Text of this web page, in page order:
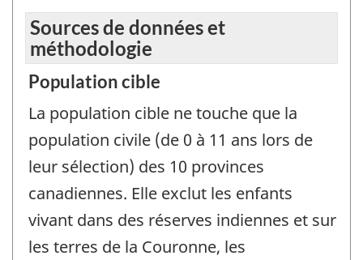
Sources de données et
méthodologie
Population cible
La population cible ne touche que la
population civile (de 0 à 11 ans lors de
leur sélection) des 10 provinces
canadiennes. Elle exclut les enfants
vivant dans des réserves indiennes et sur
les terres de la Couronne, les